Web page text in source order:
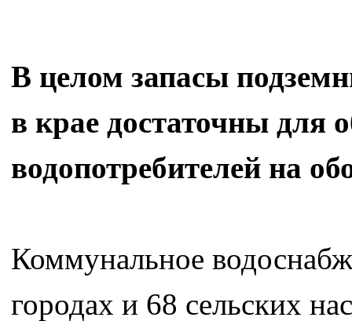
В целом запасы
в крае достаточны для
водопотребителей на
Коммунальное
городах и 68 сельских